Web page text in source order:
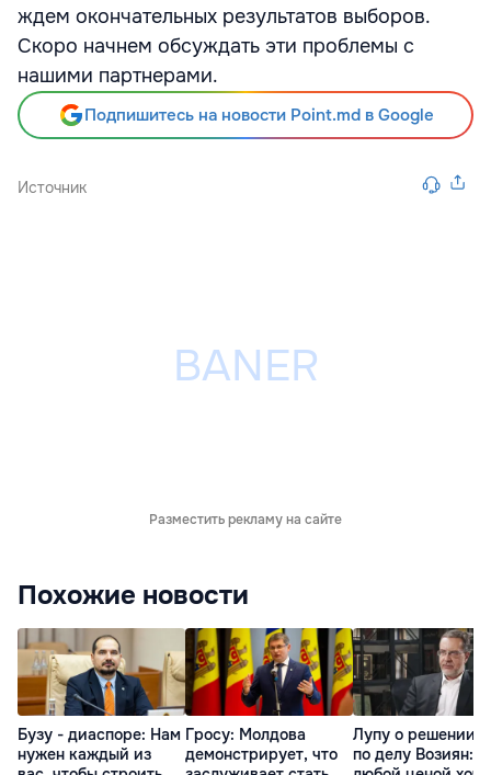
ждем окончательных результатов выборов.
Скоро начнем обсуждать эти проблемы с
нашими партнерами.
Подпишитесь на новости Point.md в Google
Источник
Разместить рекламу на сайте
Похожие новости
Бузу - диаспоре: Нам
нужен каждый из
Гросу: Молдова
демонстрирует, что
Лупу о решении
по делу Возиян: